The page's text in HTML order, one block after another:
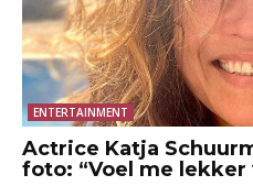
ENTERTAINMENT
Actrice Katja
foto: “Voel me lekker